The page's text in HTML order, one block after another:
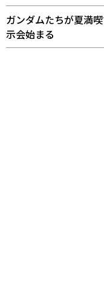
ガンダムたちが夏満
示会始まる